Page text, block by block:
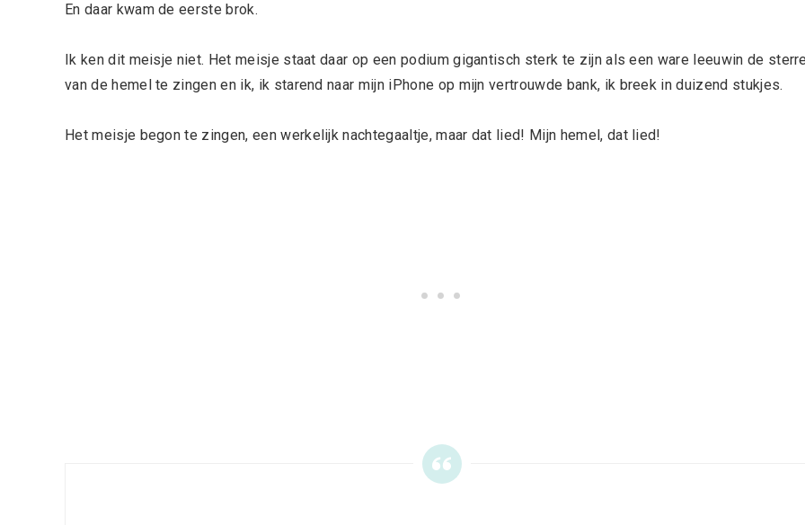
En daar kwam de eerste brok.
Ik ken dit meisje niet. Het meisje staat daar op een podium gigantisch sterk te zijn als een ware leeuwin de
van de hemel te zingen en ik, ik starend naar mijn iPhone op mijn vertrouwde bank, ik breek in duizend stukjes.
Het meisje begon te zingen, een werkelijk nachtegaaltje, maar dat lied! Mijn hemel, dat lied!